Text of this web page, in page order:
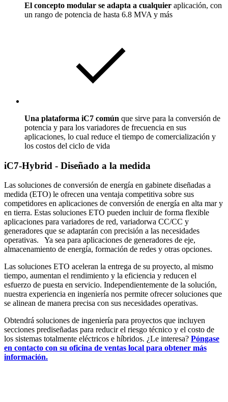
El concepto modular se adapta a cualquier aplicación, con
un rango de potencia de hasta 6.8 MVA y más
Una plataforma iC7 común que sirve para la conversión de
potencia y para los variadores de frecuencia en sus
aplicaciones, lo cual reduce el tiempo de comercialización y
los costos del ciclo de vida
iC7-Hybrid - Diseñado a la medida
Las soluciones de conversión de energía en gabinete diseñadas a
medida (ETO) le ofrecen una ventaja competitiva sobre sus
competidores en aplicaciones de conversión de energía en alta mar y
en tierra. Estas soluciones ETO pueden incluir de forma flexible
aplicaciones para variadores de red, variadorwa CC/CC y
generadores que se adaptarán con precisión a las necesidades
operativas. Ya sea para aplicaciones de generadores de eje,
almacenamiento de energía, formación de redes y otras opciones.
Las soluciones ETO aceleran la entrega de su proyecto, al mismo
tiempo, aumentan el rendimiento y la eficiencia y reducen el
esfuerzo de puesta en servicio. Independientemente de la solución,
nuestra experiencia en ingeniería nos permite ofrecer soluciones que
se alinean de manera precisa con sus necesidades operativas.
Obtendrá soluciones de ingeniería para proyectos que incluyen
secciones prediseñadas para reducir el riesgo técnico y el costo de
los sistemas totalmente eléctricos e híbridos. ¿Le interesa? Póngase
en contacto con su oficina de ventas local para obtener más
información.